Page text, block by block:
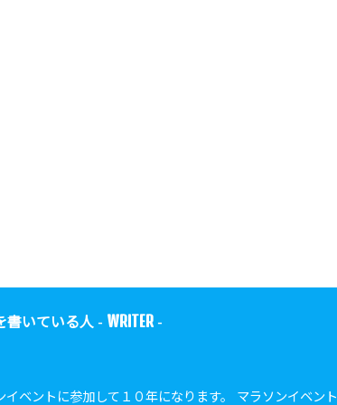
書いている人 - WRITER -
イベントに参加して１０年になります。 マラソンイベント